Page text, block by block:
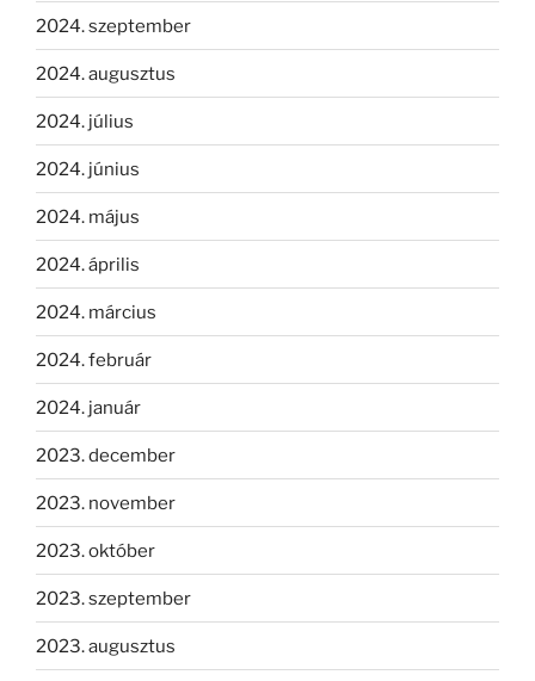
2024. szeptember
2024. augusztus
2024. július
2024. június
2024. május
2024. április
2024. március
2024. február
2024. január
2023. december
2023. november
2023. október
2023. szeptember
2023. augusztus